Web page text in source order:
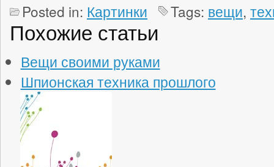
Posted in: Картинки Tags: вещи,
Похожие статьи
Вещи своими руками
Шпионская техника прошлого